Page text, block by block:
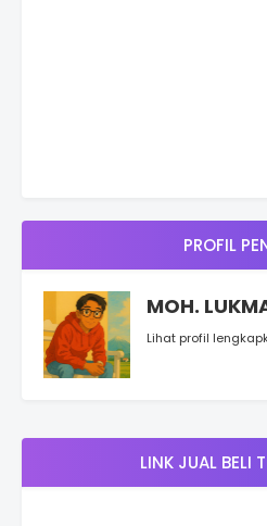
PROFIL
MOH.
Lihat profil
LINK JUAL BELI